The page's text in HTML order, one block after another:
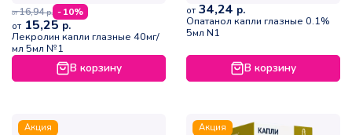
от 16,94р. - 10%
от 15,25 р.
Лекролин капли глазные 40мг/
мл 5мл №1
В корзину
от 34,24 р.
Опатанол капли глазные 0.1%
5мл N1
В корзину
Акция Акция